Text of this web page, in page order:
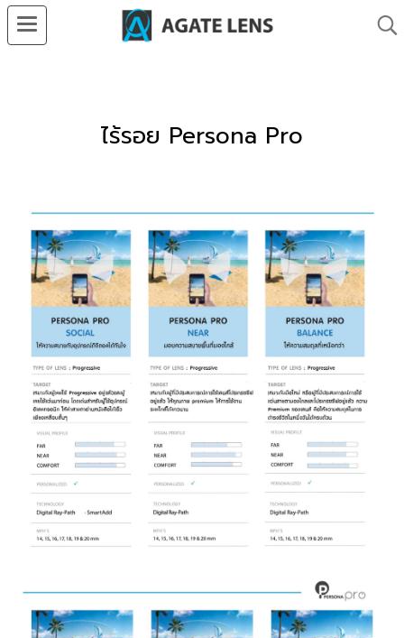
ไร้รอย Persona Pro